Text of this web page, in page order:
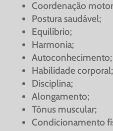
Coordenação
Postura saudável;
Equilíbrio;
Harmonia;
Autoconhecimento;
Habilidade corporal;
Disciplina;
Alongamento;
Tônus muscular;
Condicionamento